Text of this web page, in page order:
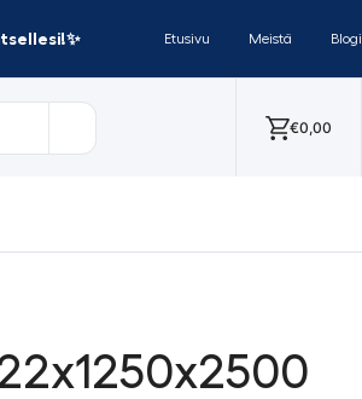
Etusivu Meistä Blogi
€0,00